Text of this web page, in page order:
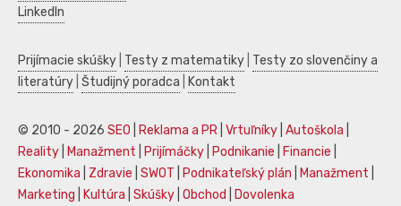
LinkedIn
Prijímacie skúšky Testy z matematiky Testy zo slovenčiny a
literatúry Študijný poradca Kontakt
© 2010 - 2026 SEO Reklama a PR Vrtuľníky Autoškola
Reality
Manažment Prijímáčky Podnikanie Financie
Ekonomika
Zdravie SWOT Podnikateľský plán Manažment
Marketing
Kultúra Skúšky Obchod Dovolenka